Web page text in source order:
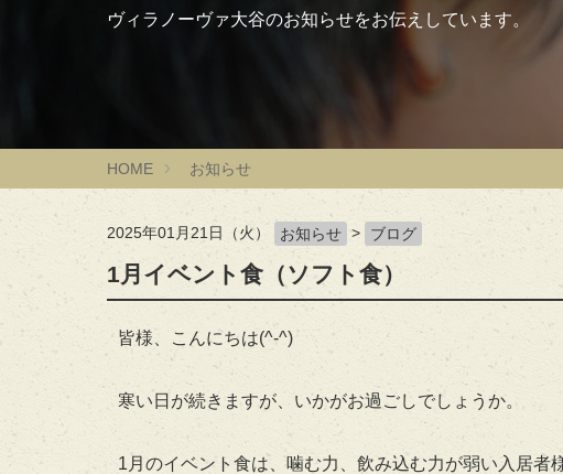
ヴィラノーヴァ大谷のお知らせをお伝えしています。
HOME お知らせ
2025年01月21日（火） お知らせ > ブログ
1月イベント食（ソフト食）
皆様、こんにちは(^-^)
寒い日が続きますが、いかがお過ごしでしょうか。
1月のイベント食は、噛む力、飲み込む力が弱い入居者